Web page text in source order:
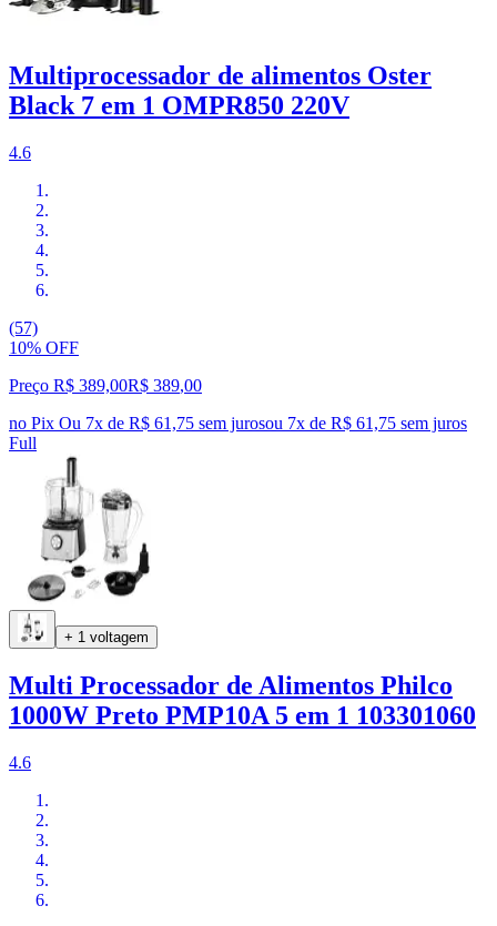
Multiprocessador de alimentos Oster
Black 7 em 1 OMPR850 220V
4.6
(57)
10% OFF
Preço R$ 389,00R$ 389,00
no Pix Ou 7x de R$ 61,75 sem jurosou 7x de R$ 61,75 sem juros
Full
+ 1 voltagem
Multi Processador de Alimentos Philco
1000W Preto PMP10A 5 em 1 103301060
4.6